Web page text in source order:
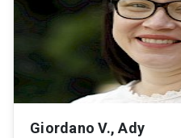
Giordano V., Ady